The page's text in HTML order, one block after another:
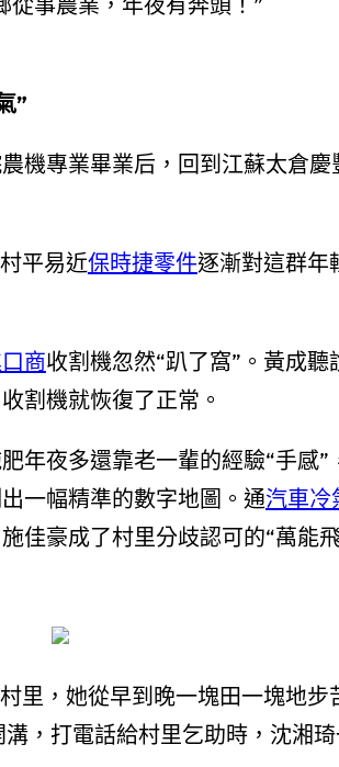
”
機專業畢業后，回到江蘇太倉
平易近保時捷零件逐漸對這群年
商收割機忽然“趴了窩”。黃成
割機就恢復了正常。
年夜多還靠老一輩的經驗“手感”
一幅精準的數字地圖。通汽車冷
佳豪成了村里分歧認可的“萬能
里，她從早到晚一塊田一塊地步
，打電話給村里乞助時，沈湘